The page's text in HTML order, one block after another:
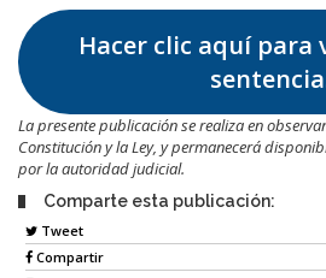
Hacer clic aquí para
La presente publicación se realiza en
Constitución y la Ley, y permanecerá
por la autoridad judicial.
Comparte esta publicación:
Tweet
Compartir